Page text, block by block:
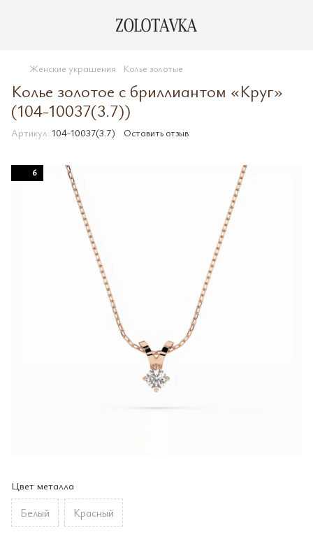
Женские украшения Колье золотые
Колье золотое с бриллиантом «Круг»
(104-10037(3.7))
Артикул: 104-10037(3.7) Оставить отзыв
6
Цвет металла
Белый Красный